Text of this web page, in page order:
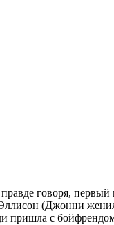
говоря, первый
(Джонни
пришла с